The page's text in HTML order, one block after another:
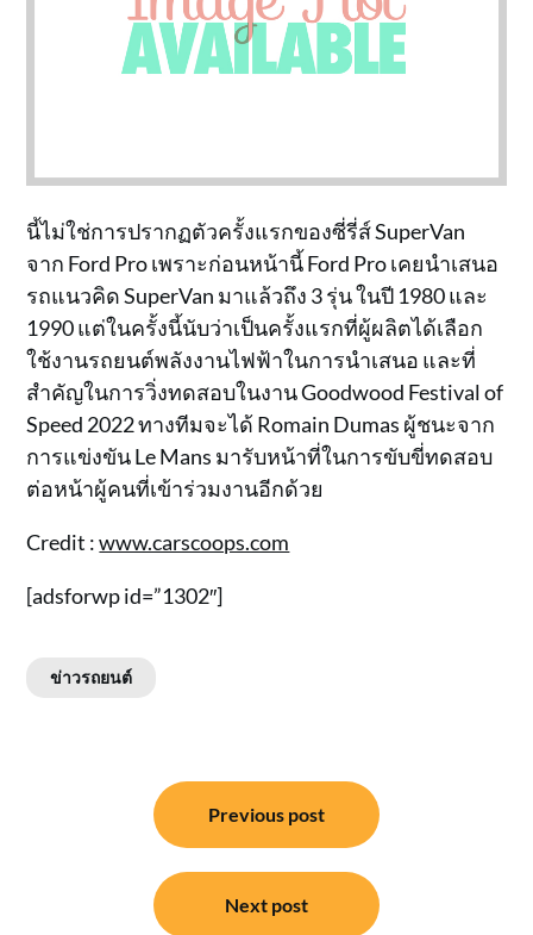
นี้ไม่ใช่การปรากฏตัวครั้งแรกของซี่รี่ส์ SuperVan
จาก Ford Pro เพราะก่อนหน้านี้ Ford Pro เคยนำเสนอ
รถแนวคิด SuperVan มาแล้วถึง 3 รุ่น ในปี 1980 และ
1990 แต่ในครั้งนี้นับว่าเป็นครั้งแรกที่ผู้ผลิตได้เลือก
ใช้งานรถยนต์พลังงานไฟฟ้าในการนำเสนอ และที่
สำคัญในการวิ่งทดสอบในงาน Goodwood Festival of
Speed 2022 ทางทีมจะได้ Romain Dumas ผู้ชนะจาก
การแข่งขัน Le Mans มารับหน้าที่ในการขับขี่ทดสอบ
ต่อหน้าผู้คนที่เข้าร่วมงานอีกด้วย
Credit :www.carscoops.com
[adsforwp id=”1302″]
ข่าวรถยนต์
Previous post
Next post